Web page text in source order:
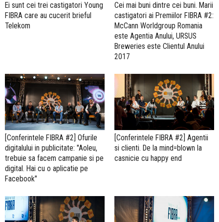
Ei sunt cei trei castigatori Young
FIBRA care au cucerit brieful
Telekom
Cei mai buni dintre cei buni. Marii
castigatori ai Premiilor FIBRA #2:
McCann Worldgroup Romania
este Agentia Anului, URSUS
Breweries este Clientul Anului
2017
[Conferintele FIBRA #2] Ofurile
digitalului in publicitate: "Aoleu,
trebuie sa facem campanie si pe
digital. Hai cu o aplicatie pe
Facebook"
[Conferintele FIBRA #2] Agentii
si clienti. De la mind=blown la
casnicie cu happy end